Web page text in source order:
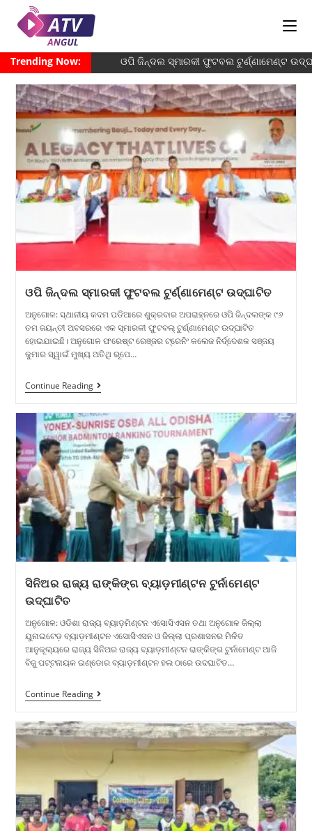
Trending Now: ଓପି ଜିନ୍ଦଲ ସ୍ମାରକୀ ଫୁଟବଲ ଟୁର୍ଣ୍ଣାମେଣ୍ଟ
ଓପି ଜିନ୍ଦଲ ସ୍ମାରକୀ ଫୁଟବଲ ଟୁର୍ଣ୍ଣାମେଣ୍ଟ ଉଦ୍ଘାଟିତ
ଅନୁଗୋଳ: ସ୍ଥାନୀୟ କଦମ ପଡିଆରେ ଶୁକ୍ରବାର ଅପରାହ୍ନରେ ଓପି ଜିନ୍ଦଲଙ୍କ ୯୬
ତମ ଜୟନ୍ତୀ ଅବସରରେ ଏକ ସ୍ମାରକୀ ଫୁଟବଲ୍ ଟୁର୍ଣ୍ଣାମେଣ୍ଟ ଉଦ୍ଘାଟିତ
ହୋଇଯାଇଛି। ଅନୁଗୋଳ ଫରେଷ୍ଟ ରେଞ୍ଜର ଟ୍ରେନିଂ କଲେଜ ନିର୍ଦ୍ଦେଶକ ସଞ୍ଜୟ
କୁମାର ସ୍ୱାଇଁ ମୁଖ୍ୟ ଅତିଥି ରୂପେ…
Continue Reading
ସିନିଅର ରାଜ୍ୟ ରାଙ୍କିଙ୍ଗ ବ୍ୟାଡ଼ମୀଣ୍ଟନ ଟୁର୍ନାମେଣ୍ଟ
ଉଦ୍ଘାଟିତ
ଅନୁଗୋଳ: ଓଡିଶା ରାଜ୍ୟ ବ୍ୟାଡ଼ମିଣ୍ଟନ ଏସୋସିଏସନ ତଥା ଅନୁଗୋଳ ଜିଲ୍ଲା
ୟୁନାଇଟେଡ଼ ବ୍ୟାଡ଼ମୀଣ୍ଟନ ଏସୋସିଏସନ ଓ ଜିଲ୍ଲା ପ୍ରଶାସନର ମିଳିତ
ଆନୁକୂଲ୍ୟରେ ରାଜ୍ୟ ସିନିଅର ରାଜ୍ୟ ବ୍ୟାଡ଼ମୀଣ୍ଟନ ରାଙ୍କିଙ୍ଗ ଟୁର୍ନାମେଣ୍ଟ ଆଜି
ବିଜୁ ପଟ୍ଟନାୟକ ଇଣ୍ଡୋର ବ୍ୟାଡ଼ମୀଣ୍ଟନ ହଲ ଠାରେ ଉଦଘାଟିତ…
Continue Reading